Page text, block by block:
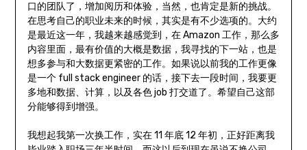
口的团队了，增加阅历和体验，当然，也肯定是新的挑战。
在思考自己的职业未来的时候，其实是有不少选项的。大约
是最近这一年，我越来越感觉到，在 Amazon 工作，那么多
内容里面，最有价值的大概是数据，我寻找的下一站，也是
想多参与和大数据更紧密的工作。如果说以前我的工作更像
是一个 full stack engineer 的话，接下去一段时间，我要更
多地和数据、计算，以及各色 job 打交道了。希望自己这部
分能够得到增强。
我想起我第一次换工作，实在 11 年底 12 年初，正好距离我